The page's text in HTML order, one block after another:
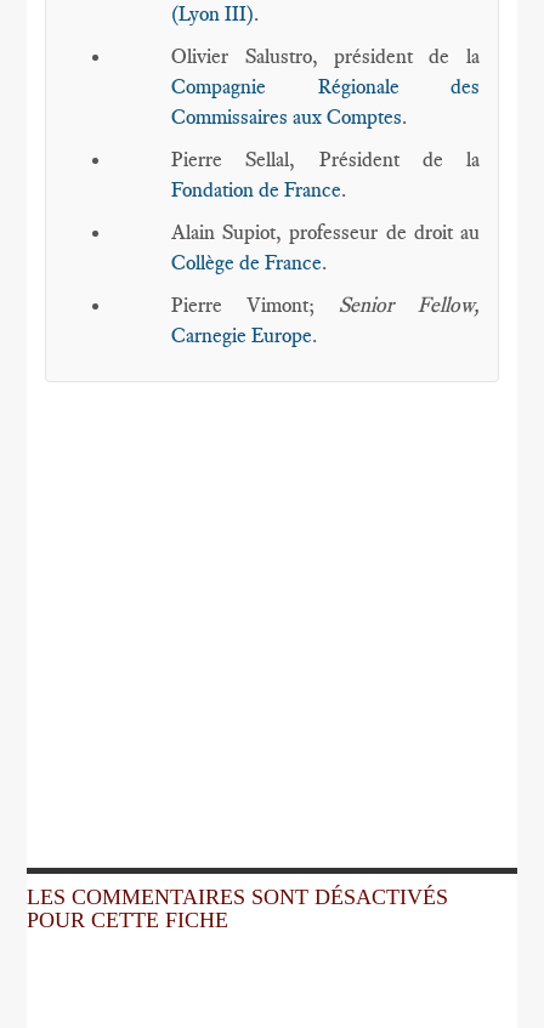
(Lyon III).
Olivier Salustro, président de la
Compagnie Régionale des
Commissaires aux Comptes.
Pierre Sellal, Président de la
Fondation de France.
Alain Supiot, professeur de droit au
Collège de France.
Pierre Vimont; Senior Fellow,
Carnegie Europe.
LES COMMENTAIRES SONT DÉSACTIVÉS
POUR CETTE FICHE